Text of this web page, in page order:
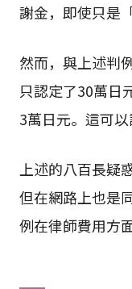
謝金，即使只是
然而，與上述判
只認定了30萬日
3萬日元。這可以
上述的八百長疑
但在網路上也是
例在律師費用方